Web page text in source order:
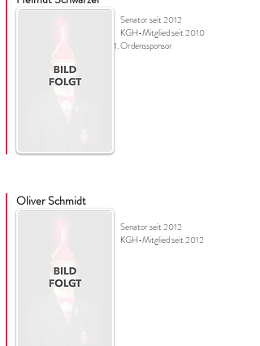
Senator seit 2012
KGH-Mitglied seit 2010
Ordenssponsor
Oliver Schmidt
Senator seit 2012
KGH-Mitglied seit 2012